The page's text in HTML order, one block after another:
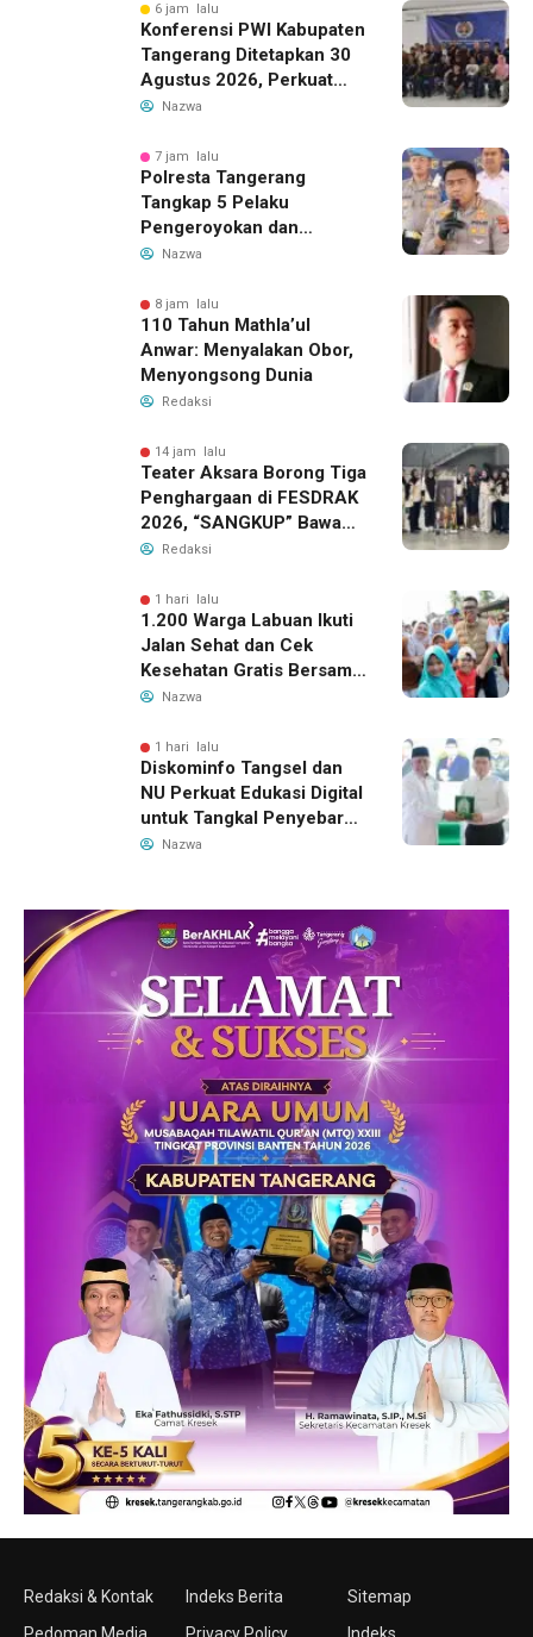
6 jam lalu
Konferensi PWI Kabupaten
Tangerang Ditetapkan 30
Agustus 2026, Perkuat
Demokrasi dan Soliditas
Nazwa
7 jam lalu
Polresta Tangerang
Tangkap 5 Pelaku
Pengeroyokan dan
Kekerasan Seksual di
Nazwa
8 jam lalu
110 Tahun Mathla’ul
Anwar: Menyalakan Obor,
Menyongsong Dunia
Redaksi
14 jam lalu
Teater Aksara Borong Tiga
Penghargaan di FESDRAK
2026, “SANGKUP” Bawa
Pulang Juara 2 Grup
Redaksi
1 hari lalu
1.200 Warga Labuan Ikuti
Jalan Sehat dan Cek
Kesehatan Gratis Bersama
Gubernur Banten
Nazwa
1 hari lalu
Diskominfo Tangsel dan
NU Perkuat Edukasi Digital
untuk Tangkal Penyebaran
Hoaks
Nazwa
Redaksi & Kontak
Indeks Berita
Sitemap